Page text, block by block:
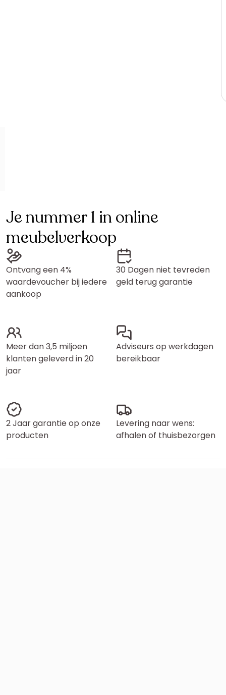
Je nummer 1 in online
meubelverkoop
Ontvang een 4%
waardevoucher bij iedere
aankoop
30 Dagen niet tevreden
geld terug garantie
Meer dan 3,5 miljoen
klanten geleverd in 20
jaar
Adviseurs op werkdagen
bereikbaar
2 Jaar garantie op onze
producten
Levering naar wens:
afhalen of thuisbezorgen